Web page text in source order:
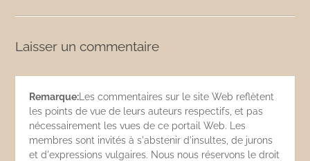
Laisser un commentaire
Remarque:Les commentaires sur le site Web reflètent
les points de vue de leurs auteurs respectifs, et pas
nécessairement les vues de ce portail Web. Les
membres sont invités à s'abstenir d'insultes, de jurons
et d'expressions vulgaires. Nous nous réservons le droit